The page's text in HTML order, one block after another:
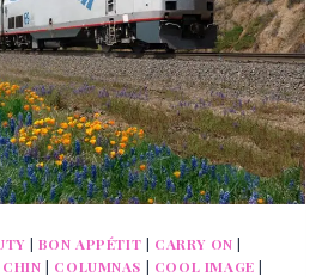
| BON APPÉTIT | CARRY ON |
| COLUMNAS | COOL IMAGE |